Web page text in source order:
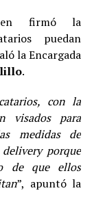
firmó la
puedan
la Encargada
.
con la
visados para
medidas de
porque
de que ellos
”, apuntó la